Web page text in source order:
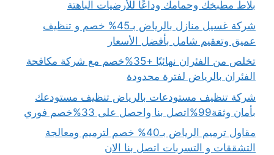
بلاط مطبخك وحمامك وداعًا للأرضيات الباهتة
شركة غسيل منازل بالرياض بـ45% خصم و تنظيف
عميق وتعقيم شامل بأفضل الأسعار
تخلص من الفئران نهائيًا +35%خصم مع شركة مكافحة
الفئران بالرياض لفترة محدودة
شركة تنظيف مستودعات بالرياض تنظيف مستودعك
بأمان وثقة99%اتصل بنا واحصل على 33%خصم فوري
مقاول ترميم الرياض بـ40% خصم لترميم ومعالجة
التشققات و التسربات اتصل بنا الان